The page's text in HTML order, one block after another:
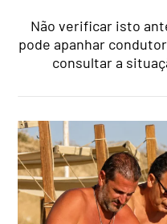
Não verificar isto
pode apanhar
consultar a